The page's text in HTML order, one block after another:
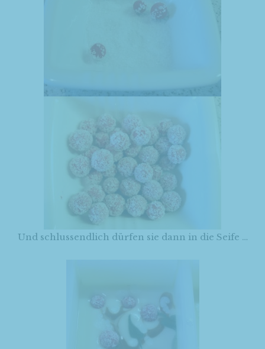
Und schlussendlich dürfen sie dann in die Seife …